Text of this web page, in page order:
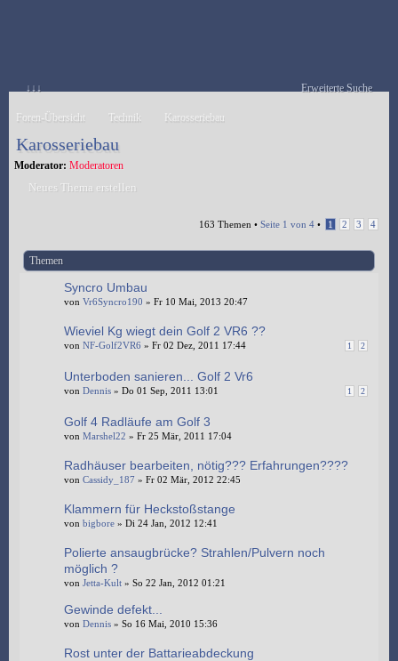
↓↓↓ Erweiterte Suche
Foren-Übersicht Technik Karosseriebau
Karosseriebau
Moderator: Moderatoren
Neues Thema erstellen
163 Themen • Seite 1 von 4 • 1 2 3 4
Themen
Syncro Umbau
von Vr6Syncro190 » Fr 10 Mai, 2013 20:47
Wieviel Kg wiegt dein Golf 2 VR6 ??
1 2
von NF-Golf2VR6 » Fr 02 Dez, 2011 17:44
Unterboden sanieren... Golf 2 Vr6
1 2
von Dennis » Do 01 Sep, 2011 13:01
Golf 4 Radläufe am Golf 3
von Marshel22 » Fr 25 Mär, 2011 17:04
Radhäuser bearbeiten, nötig??? Erfahrungen????
von Cassidy_187 » Fr 02 Mär, 2012 22:45
Klammern für Heckstoßstange
von bigbore » Di 24 Jan, 2012 12:41
Polierte ansaugbrücke? Strahlen/Pulvern noch
möglich ?
von Jetta-Kult » So 22 Jan, 2012 01:21
Gewinde defekt...
von Dennis » So 16 Mai, 2010 15:36
Rost unter der Battarieabdeckung